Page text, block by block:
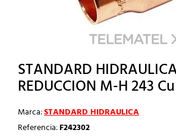
STANDARD
REDUCCION M-H 243
Marca:STANDARD HIDRAULICA
Referencia:F242302